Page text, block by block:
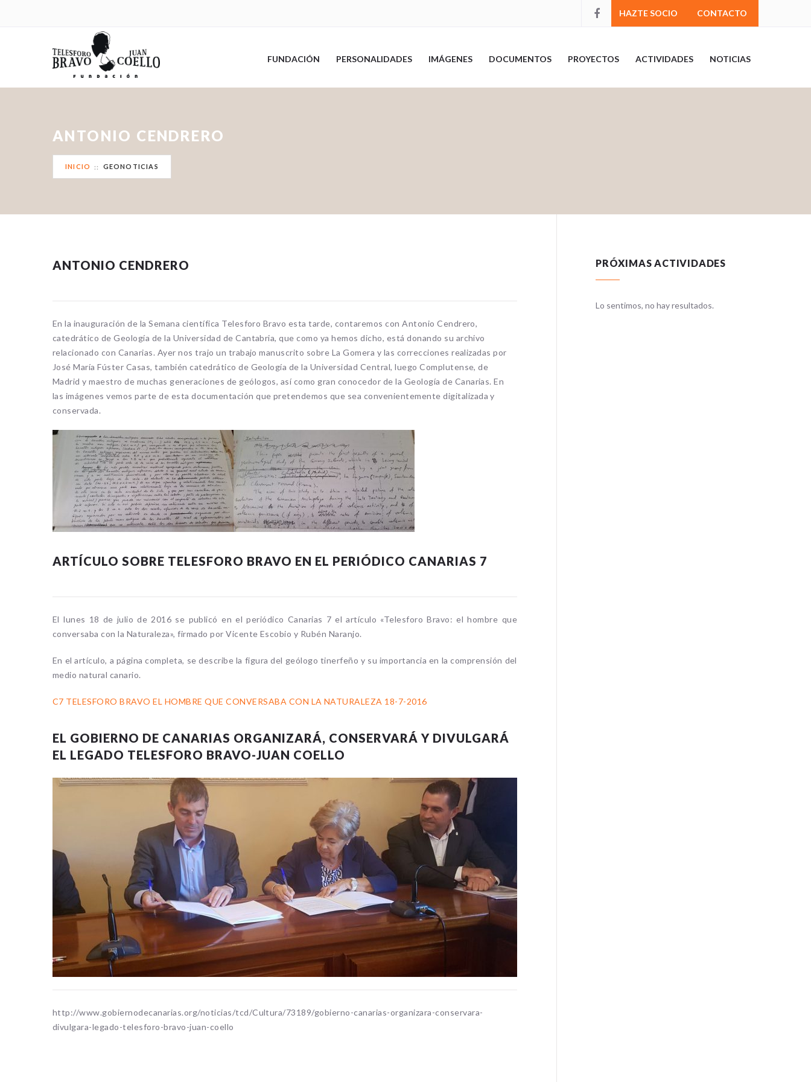
HAZTE SOCIO CONTACTO
FUNDACIÓN PERSONALIDADES IMÁGENES DOCUMENTOS PROYECTOS ACTIVIDADES NOTICIAS
ANTONIO CENDRERO
INICIO GEONOTICIAS
ANTONIO CENDRERO
En la inauguración de la Semana científica Telesforo Bravo esta tarde, contaremos con Antonio Cendrero,
catedrático de Geología de la Universidad de Cantabria, que como ya hemos dicho, está donando su archivo
relacionado con Canarias. Ayer nos trajo un trabajo manuscrito sobre La Gomera y las correcciones realizadas por
José María Fúster Casas, también catedrático de Geología de la Universidad Central, luego Complutense, de
Madrid y maestro de muchas generaciones de geólogos, así como gran conocedor de la Geología de Canarias. En
las imágenes vemos parte de esta documentación que pretendemos que sea convenientemente digitalizada y
conservada.
ARTÍCULO SOBRE TELESFORO BRAVO EN EL PERIÓDICO CANARIAS 7
El lunes 18 de julio de 2016 se publicó en el periódico Canarias 7 el artículo «Telesforo Bravo: el hombre que
conversaba con la Naturaleza», firmado por Vicente Escobio y Rubén Naranjo.
En el artículo, a página completa, se describe la figura del geólogo tinerfeño y su importancia en la comprensión del
medio natural canario.
C7 TELESFORO BRAVO EL HOMBRE QUE CONVERSABA CON LA NATURALEZA 18-7-2016
EL GOBIERNO DE CANARIAS ORGANIZARÁ, CONSERVARÁ Y DIVULGARÁ
EL LEGADO TELESFORO BRAVO-JUAN COELLO
http://www.gobiernodecanarias.org/noticias/tcd/Cultura/73189/gobierno-canarias-organizara-conservara-
divulgara-legado-telesforo-bravo-juan-coello
PRÓXIMAS ACTIVIDADES
Lo sentimos, no hay resultados.